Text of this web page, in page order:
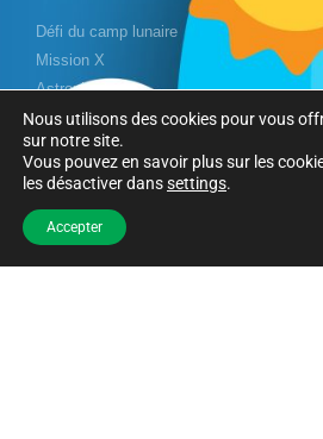
Défi du camp lunaire
Mission X
Astropi
Cansat
Nous utilisons des cookies pour vous
sur notre site.
Vous pouvez en savoir plus sur les
les désactiver danssettings.
Accepter